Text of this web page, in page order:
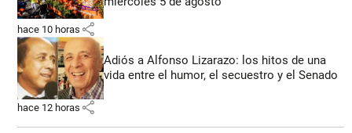
hace 10 horas share
Adiós a Alfonso Lizarazo: los hitos de una
vida entre el humor, el secuestro y el Senado
hace 12 horas share